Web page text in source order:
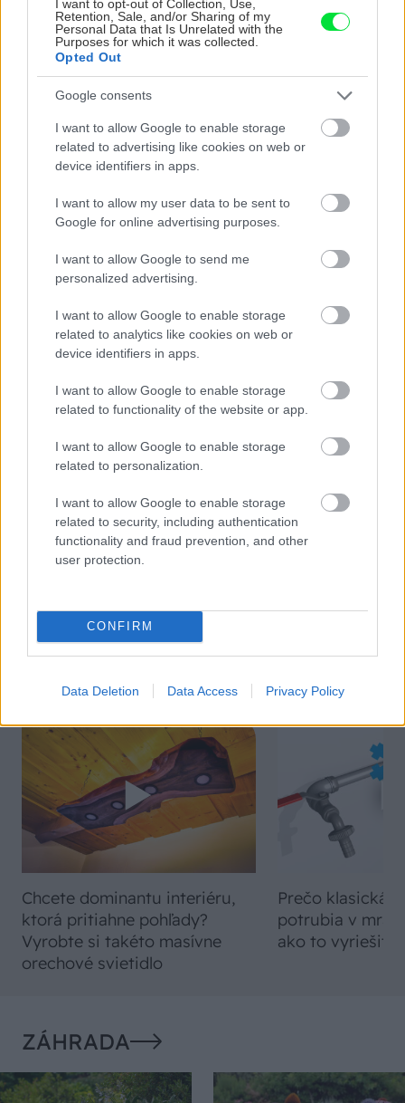
I want to opt-out of Collection, Use,
Retention, Sale, and/or Sharing of my
Personal Data that Is Unrelated with the
Purposes for which it was collected.
Opted Out
Google consents
I want to allow Google to enable storage
related to advertising like cookies on web or
device identifiers in apps.
I want to allow my user data to be sent to
Google for online advertising purposes.
I want to allow Google to send me
personalized advertising.
I want to allow Google to enable storage
related to analytics like cookies on web or
device identifiers in apps.
I want to allow Google to enable storage
related to functionality of the website or app.
I want to allow Google to enable storage
related to personalization.
I want to allow Google to enable storage
related to security, including authentication
functionality and fraud prevention, and other
user protection.
CONFIRM
Data Deletion Data Access Privacy Policy
Pór z vlastnej záhradky?
Prvým krokom je správna
sadeníc
Ako sa postarať o záhradu,
aby bola úroda čo
osvedčených trikov
výsevmi a sadíme priesady
teplomilnej zeleniny. Na čo
ešte nezabudnúť?
ako vysievať semená
obľúbených zelenín a
KOMENTÁRE
Chcete dominantu interiéru,
ktorá pritiahne pohľady?
Vyrobte si takéto masívne
orechové svietidlo
Prečo klasická
potrubia v
ako to vyriešiť
ZÁHRADA